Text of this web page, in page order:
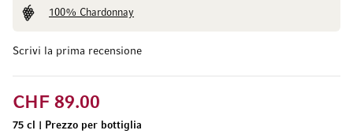
Scrivi la prima recensione
100% Chardonnay
CHF 89.00
75 cl
Prezzo per bottiglia